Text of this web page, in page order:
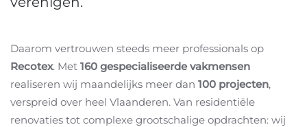
Daarom vertrouwen steeds meer professionals op
Recotex. Met 160 gespecialiseerde vakmensen
realiseren wij maandelijks meer dan 100 projecten,
verspreid over heel Vlaanderen. Van residentiële
renovaties tot complexe grootschalige opdrachten: wij